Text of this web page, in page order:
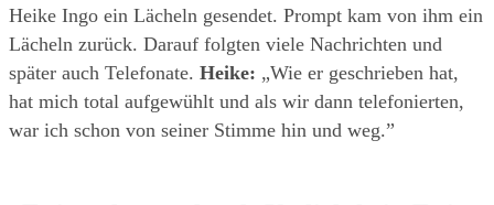
Heike Ingo ein Lächeln gesendet. Prompt kam von ihm ein
Lächeln zurück. Darauf folgten viele Nachrichten und
später auch Telefonate. Heike: „Wie er geschrieben hat,
hat mich total aufgewühlt und als wir dann telefonierten,
war ich schon von seiner Stimme hin und weg.”